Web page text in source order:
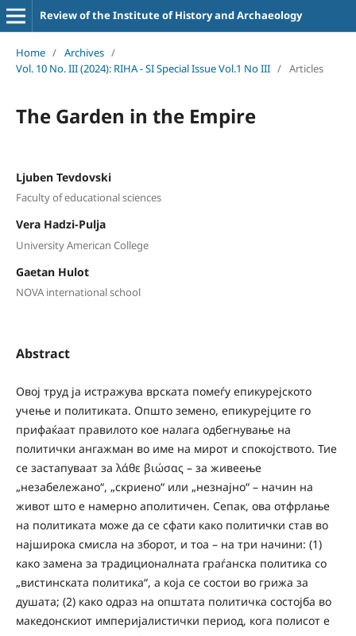
Review of the Institute of History and Archaeology
Home / Archives /
Vol. 10 No. III (2024): RIHA - SI Special Issue Vol.1 No III / Articles
The Garden in the Empire
Ljuben Tevdovski
Faculty of educational sciences
Vera Hadzi-Pulja
University American College
Gaetan Hulot
NOVA international school
Abstract
Овој труд ја истражува врската помеѓу епикурејското
учење и политиката. Општо земено, епикурејците го
прифаќаат правилото кое налага одбегнување на
политички ангажман во име на мирот и спокојството. Тие
се застапуваат за λάθε βιώσας – за живеење
„незабележано“, „скриено“ или „незнајно“ – начин на
живот што е намерно аполитичен. Сепак, ова отфрлање
на политиката може да се сфати како политички став во
најширока смисла на зборот, и тоа – на три начини: (1)
како замена за традиционалната граѓанска политика со
„вистинската политика“, а која се состои во грижа за
душата; (2) како одраз на општата политичка состојба во
македонскиот империјалистички период, кога полисот е